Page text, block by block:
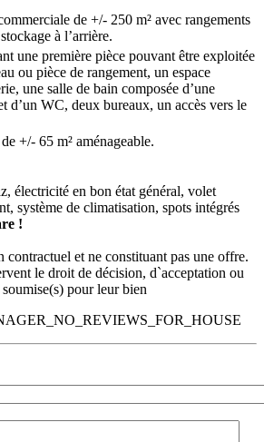
de +/- 250 m² avec rangements
à l’arrière.
une première pièce pouvant être exploitée
ou pièce de rangement, un espace
une salle de bain composée d’une
d’un WC, deux bureaux, un accès vers le
+/- 65 m² aménageable.
électricité en bon état général, volet
système de climatisation, spots intégrés
!
contractuel et ne constituant pas une offre.
le droit de décision, d`acceptation ou
pour leur bien